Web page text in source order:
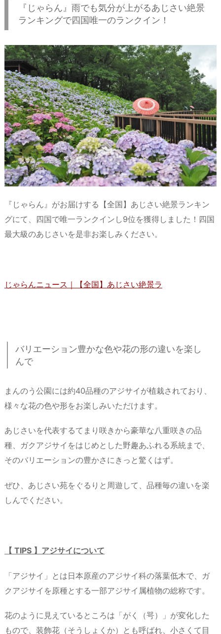
『じゃらん』雨でも気分が上がるあじさい絶景
ランキングで四国唯一のランクイン！
『じゃらん』がお届けする【全国】あじさい絶景ランキン
グにて、四国で唯一ランクインし9位を獲得しました！四国
最大級のあじさいを是非お楽しみください。
じゃらんニュース｜【全国】あじさい絶景ラ
バリエーション豊かな色や花の形の違いを楽し
んで
まんのう公園には約40品種のアジサイが植栽されており、
様々な花の色や形をお楽しみいただけます。
あじさいを代表するてまり咲きから豪華な八重咲きの品
種、ガクアジサイをはじめとした野趣あふれる系統まで、
そのバリエーションの豊かさにきっと驚くはず。
ぜひ、あじさい苑をぐるりと周遊して、品種毎の違いを楽
しんでください。
【 TIPS 】アジサイについて
「アジサイ」とは日本原産のアジサイ科の落葉低木で、ガ
クアジサイを原種とする一部アジサイ属植物の総称です。
花のように見えているところは「がく（咢）」が変化した
もので、装飾花（そうしょくか）とも呼ばれ、小さくて目